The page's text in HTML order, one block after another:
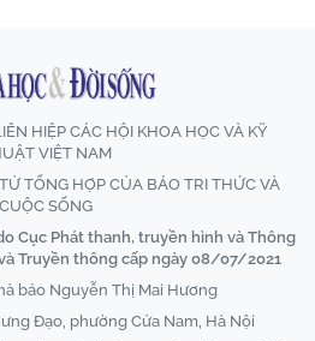
HIỆP CÁC HỘI KHOA HỌC VÀ KỸ
VIỆT NAM
TỔNG HỢP CỦA BÁO TRI THỨC VÀ
CUỘC SỐNG
Cục Phát thanh, truyền hình và Thông
Truyền thông cấp ngày 08/07/2021
báo Nguyễn Thị Mai Hương
Đạo, phường Cửa Nam, Hà Nội